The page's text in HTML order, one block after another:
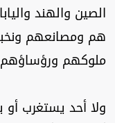
الصين والهند
هم ومصانعهم
ملوكهم ورؤساؤهم،
ولا أحد يستغرب أو